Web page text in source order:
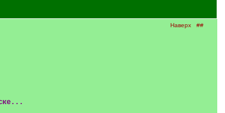
Наверх ##